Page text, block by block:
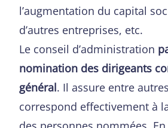
l’augmentation du capital
d’autres entreprises, etc.
Le conseil d’administration
nomination des dirigeants
général. Il assure entre
correspond effectivement à